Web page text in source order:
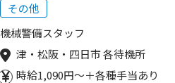
その他
機械警備スタッフ
津・松阪・四日市 各待機所
時給1,090円～＋各種手当あり